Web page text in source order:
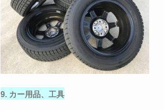
9. カー用品、工具